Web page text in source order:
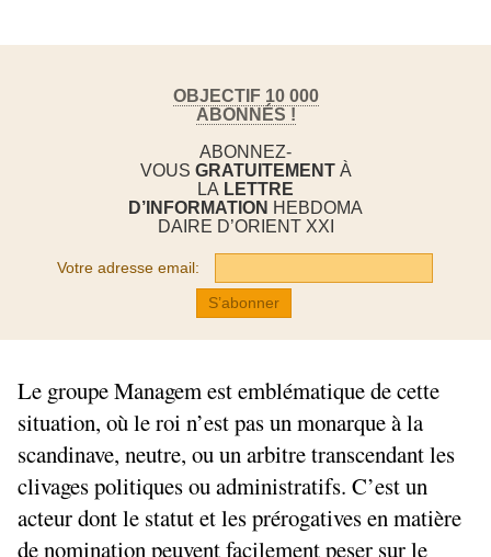
OBJECTIF 10 000
ABONNÉS !
ABONNEZ-
VOUS GRATUITEMENT À
LA LETTRE
D’INFORMATION HEBDOMA
DAIRE D’ORIENT XXI
Votre adresse email:
Le groupe Managem est emblématique de cette
situation, où le roi n’est pas un monarque à la
scandinave, neutre, ou un arbitre transcendant les
clivages politiques ou administratifs. C’est un
acteur dont le statut et les prérogatives en matière
de nomination peuvent facilement peser sur le